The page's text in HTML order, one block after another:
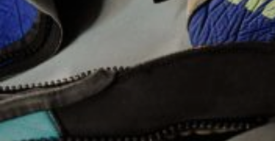
Permiten realizar el seguimiento y análisis del
comportamiento de los usuarios de este sitio web. La
información recogida mediante este tipo de cookies se
utiliza en la medición de la actividad de la web para la
elaboración de perfiles de navegación de los usuarios con
el fin de introducir mejoras en función del análisis de los
datos de uso que hacen los usuarios del servicio. Permiten
guardar la información de preferencia del usuario para
mejorar la calidad de nuestros servicios y para ofrecer una
mejor experiencia a través de productos recomendados.
Marketing y publicidad